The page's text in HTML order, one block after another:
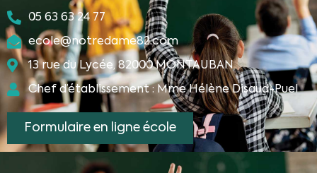
05 63 63 24 77
ecole@notredame82.com
13 rue du Lycée, 82000 MONTAUBAN
Chef d’établissement : Mme Hélène Disaud-Puel
Formulaire en ligne école